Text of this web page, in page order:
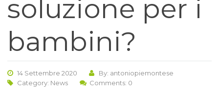
soluzione per i
bambini?
14 Settembre 2020
By: antoniopiemontese
Category: News Comments: 0